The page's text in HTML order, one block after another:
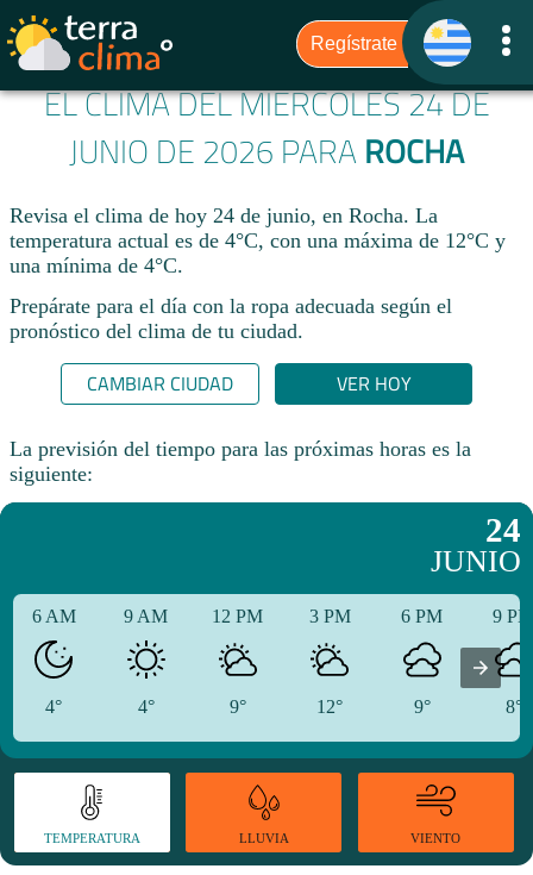
EL CLIMA DEL MIÉRCOLES 24 DE
JUNIO DE 2026 PARA ROCHA
Revisa el clima de hoy 24 de junio, en Rocha. La
temperatura actual es de 4°C, con una máxima de 12°C y
una mínima de 4°C.​
Prepárate para el día con la ropa adecuada según el
pronóstico del clima de tu ciudad.​
CAMBIAR CIUDAD VER HOY
La previsión del tiempo para las próximas horas es la
siguiente:
24
JUNIO
6 AM
4°
9 AM
4°
12 PM
9°
3 PM
12°
6 PM
9°
9
8°
TEMPERATURA LLUVIA VIENTO